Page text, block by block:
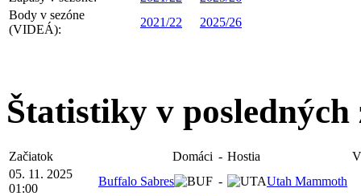
Body v sezóne
(VIDEÁ):
2021/22 2025/26
Štatistiky v posledných
Začiatok Domáci - Hostia
05. 11. 2025
01:00
Buffalo Sabres -
Utah Mammoth